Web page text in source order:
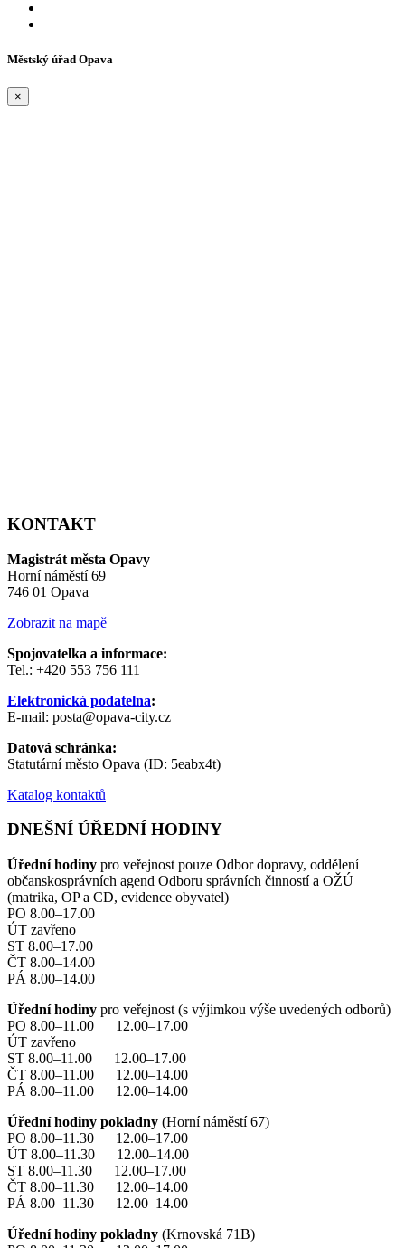
Městský úřad Opava
×
KONTAKT
Magistrát města Opavy
Horní náměstí 69
746 01 Opava
Zobrazit na mapě
Spojovatelka a informace:
Tel.: +420 553 756 111
Elektronická podatelna:
E-mail: posta@opava-city.cz
Datová schránka:
Statutární město Opava (ID: 5eabx4t)
Katalog kontaktů
DNEŠNÍ ÚŘEDNÍ HODINY
Úřední hodiny pro veřejnost pouze Odbor dopravy, oddělení
občanskosprávních agend Odboru správních činností a OŽÚ
(matrika, OP a CD, evidence obyvatel)
PO 8.00–17.00
ÚT zavřeno
ST 8.00–17.00
ČT 8.00–14.00
PÁ 8.00–14.00
Úřední hodiny pro veřejnost (s výjimkou výše uvedených odborů)
PO 8.00–11.00 12.00–17.00
ÚT zavřeno
ST 8.00–11.00 12.00–17.00
ČT 8.00–11.00 12.00–14.00
PÁ 8.00–11.00 12.00–14.00
Úřední hodiny pokladny (Horní náměstí 67)
PO 8.00–11.30 12.00–17.00
ÚT 8.00–11.30 12.00–14.00
ST 8.00–11.30 12.00–17.00
ČT 8.00–11.30 12.00–14.00
PÁ 8.00–11.30 12.00–14.00
Úřední hodiny pokladny (Krnovská 71B)